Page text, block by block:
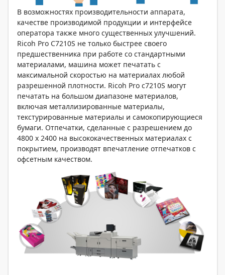
В возможностях производительности аппарата,
качестве производимой продукции и интерфейсе
оператора также много существенных улучшений.
Ricoh Pro C7210S не только быстрее своего
предшественника при работе со стандартными
материалами, машина может печатать с
максимальной скоростью на материалах любой
разрешенной плотности. Ricoh Pro c7210S могут
печатать на большом диапазоне материалов,
включая металлизированные материалы,
текстурированные материалы и самокопирующиеся
бумаги. Отпечатки, сделанные с разрешением до
4800 х 2400 на высококачественных материалах с
покрытием, производят впечатление отпечатков с
офсетным качеством.